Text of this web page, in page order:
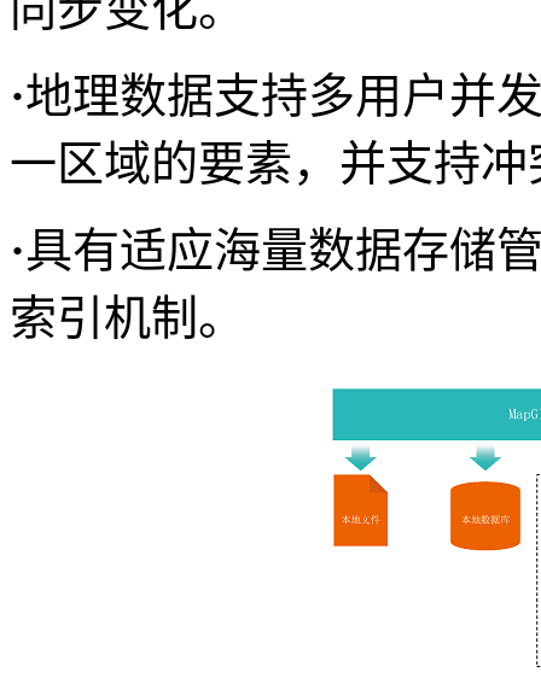
·地理数据支持多用户并
一区域的要素，并支持
·具有适应海量数据存储
索引机制。